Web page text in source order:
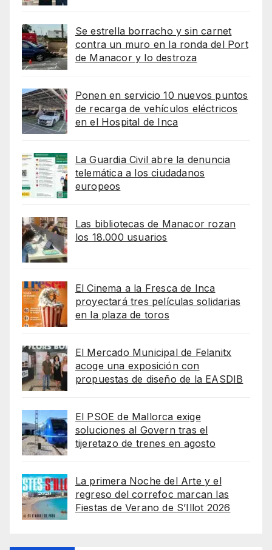
Se estrella borracho y sin carnet
contra un muro en la ronda del Port
de Manacor y lo destroza
Ponen en servicio 10 nuevos puntos
de recarga de vehículos eléctricos
en el Hospital de Inca
La Guardia Civil abre la denuncia
telemática a los ciudadanos
europeos
Las bibliotecas de Manacor rozan
los 18.000 usuarios
El Cinema a la Fresca de Inca
proyectará tres películas solidarias
en la plaza de toros
El Mercado Municipal de Felanitx
acoge una exposición con
propuestas de diseño de la EASDIB
El PSOE de Mallorca exige
soluciones al Govern tras el
tijeretazo de trenes en agosto
La primera Noche del Arte y el
regreso del correfoc marcan las
Fiestas de Verano de S’Illot 2026